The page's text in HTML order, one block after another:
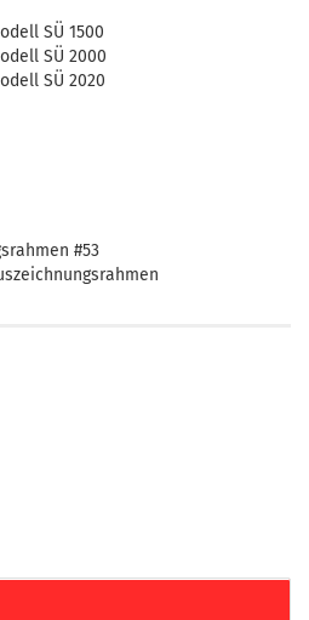
SÜ 1500
SÜ 2000
SÜ 2020
#53